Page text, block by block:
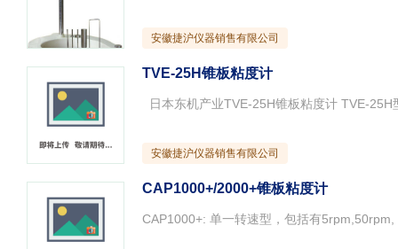
安徽捷沪仪器销售有限公司
TVE-25H锥板粘度计
安徽捷沪仪器销售有限公司
CAP1000+/2000+锥板粘度计